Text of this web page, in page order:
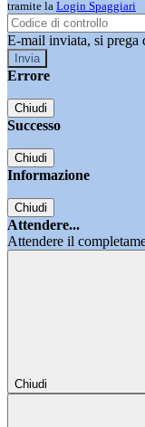
tramite la Login Spaggiari
E-mail inviata, si prega
Errore
Chiudi
Successo
Chiudi
Informazione
Chiudi
Attendere...
Attendere il
Chiudi